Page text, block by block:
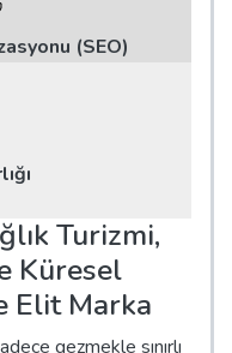
(SEO)
Turizmi,
Küresel
Elit Marka
gezmekle sınırlı